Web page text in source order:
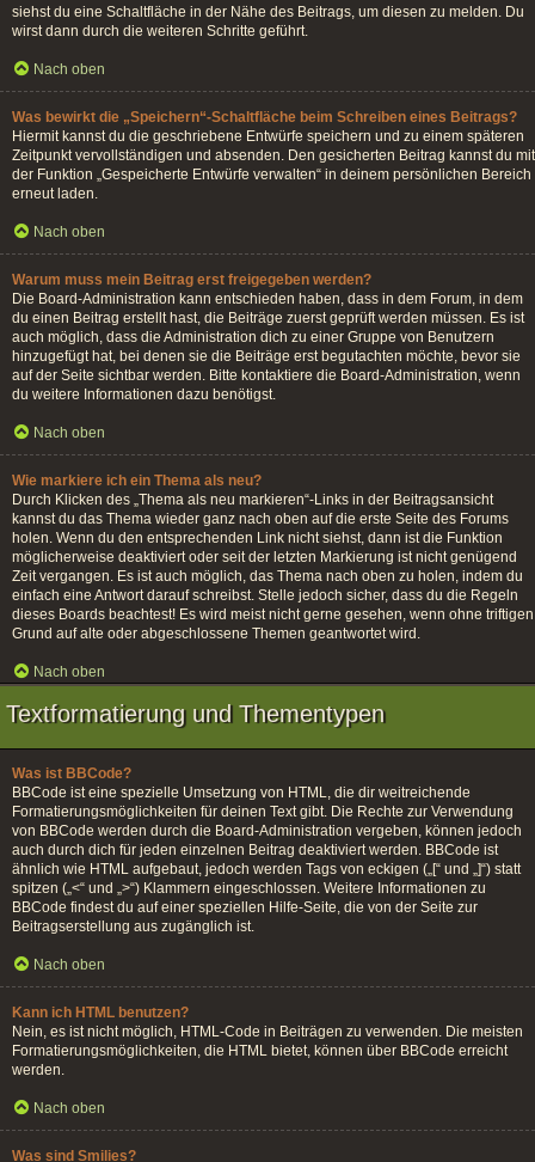
siehst du eine Schaltfläche in der Nähe des Beitrags, um diesen zu melden. Du
wirst dann durch die weiteren Schritte geführt.
Nach oben
Was bewirkt die „Speichern“-Schaltfläche beim Schreiben eines Beitrags?
Hiermit kannst du die geschriebene Entwürfe speichern und zu einem späteren
Zeitpunkt vervollständigen und absenden. Den gesicherten Beitrag kannst du mit
der Funktion „Gespeicherte Entwürfe verwalten“ in deinem persönlichen Bereich
erneut laden.
Nach oben
Warum muss mein Beitrag erst freigegeben werden?
Die Board-Administration kann entschieden haben, dass in dem Forum, in dem
du einen Beitrag erstellt hast, die Beiträge zuerst geprüft werden müssen. Es ist
auch möglich, dass die Administration dich zu einer Gruppe von Benutzern
hinzugefügt hat, bei denen sie die Beiträge erst begutachten möchte, bevor sie
auf der Seite sichtbar werden. Bitte kontaktiere die Board-Administration, wenn
du weitere Informationen dazu benötigst.
Nach oben
Wie markiere ich ein Thema als neu?
Durch Klicken des „Thema als neu markieren“-Links in der Beitragsansicht
kannst du das Thema wieder ganz nach oben auf die erste Seite des Forums
holen. Wenn du den entsprechenden Link nicht siehst, dann ist die Funktion
möglicherweise deaktiviert oder seit der letzten Markierung ist nicht genügend
Zeit vergangen. Es ist auch möglich, das Thema nach oben zu holen, indem du
einfach eine Antwort darauf schreibst. Stelle jedoch sicher, dass du die Regeln
dieses Boards beachtest! Es wird meist nicht gerne gesehen, wenn ohne triftigen
Grund auf alte oder abgeschlossene Themen geantwortet wird.
Nach oben
Textformatierung und Thementypen
Was ist BBCode?
BBCode ist eine spezielle Umsetzung von HTML, die dir weitreichende
Formatierungsmöglichkeiten für deinen Text gibt. Die Rechte zur Verwendung
von BBCode werden durch die Board-Administration vergeben, können jedoch
auch durch dich für jeden einzelnen Beitrag deaktiviert werden. BBCode ist
ähnlich wie HTML aufgebaut, jedoch werden Tags von eckigen („[“ und „]“) statt
spitzen („<“ und „>“) Klammern eingeschlossen. Weitere Informationen zu
BBCode findest du auf einer speziellen Hilfe-Seite, die von der Seite zur
Beitragserstellung aus zugänglich ist.
Nach oben
Kann ich HTML benutzen?
Nein, es ist nicht möglich, HTML-Code in Beiträgen zu verwenden. Die meisten
Formatierungsmöglichkeiten, die HTML bietet, können über BBCode erreicht
werden.
Nach oben
Was sind Smilies?